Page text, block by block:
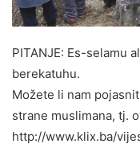
PITANJE: Es-selamu
berekatuhu.
Možete li nam
strane muslimana, tj.
http://www.klix.ba/